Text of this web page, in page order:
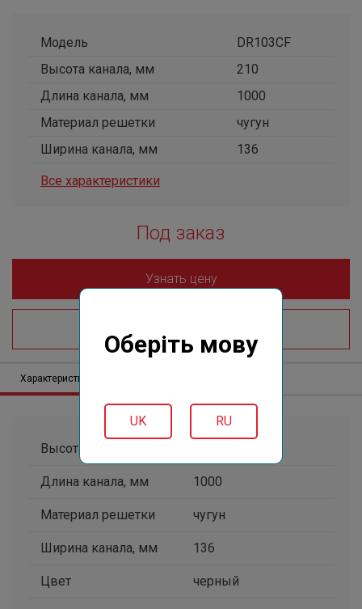
Оберіть мову
UK RU
Модель
DR103CF
Высота канала, мм
210
Длина канала, мм
1000
Материал решетки
чугун
Ширина канала, мм
136
Все характеристики
Под заказ
Узнать цену
Характеристики
Высота канала, мм
Длина канала, мм 1000
Материал решетки чугун
Ширина канала, мм 136
Цвет черный